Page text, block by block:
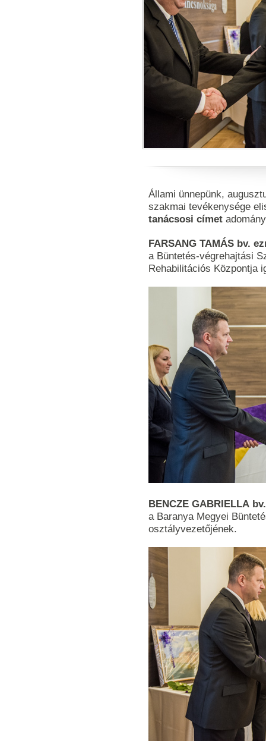
Állami ünnepünk,
szakmai tevékenysége
tanácsosi címet
FARSANG TAMÁS bv.
a Büntetés-végrehajtási
Rehabilitációs Központja
BENCZE GABRIELLA
a Baranya Megyei
osztályvezetőjének.